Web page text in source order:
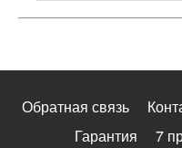
Обратная связь
Гарантия
7